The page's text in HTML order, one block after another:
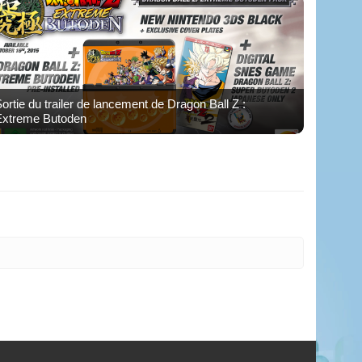
du trailer de lancement de Dragon Ball Z :
Butoden